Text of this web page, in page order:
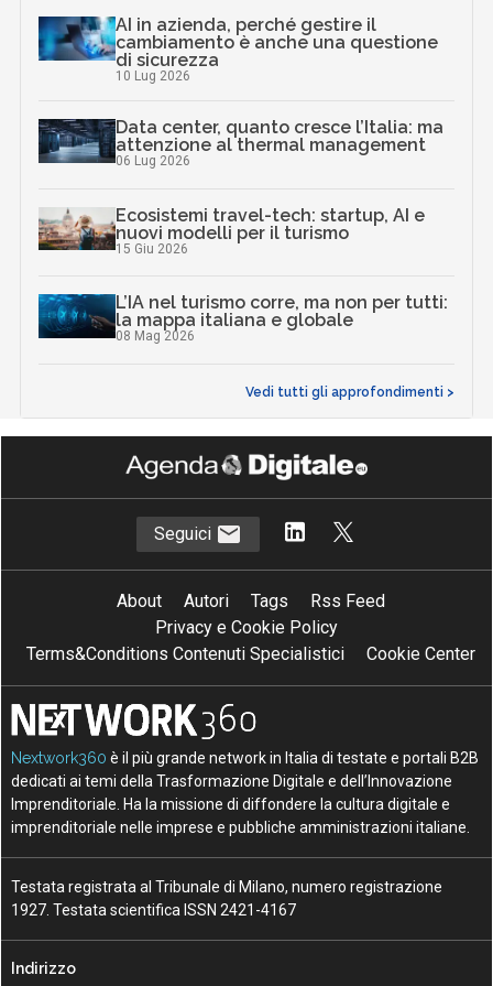
AI in azienda, perché gestire il
cambiamento è anche una questione
di sicurezza
10 Lug 2026
Data center, quanto cresce l’Italia: ma
attenzione al thermal management
06 Lug 2026
Ecosistemi travel-tech: startup, AI e
nuovi modelli per il turismo
15 Giu 2026
L’IA nel turismo corre, ma non per tutti:
la mappa italiana e globale
08 Mag 2026
Vedi tutti gli approfondimenti >
Seguici
About Autori Tags
Rss Feed
Privacy e Cookie Policy
Terms&Conditions Contenuti Specialistici
Cookie Center
Nextwork360 è il più grande network in Italia di testate e portali B2B
dedicati ai temi della Trasformazione Digitale e dell’Innovazione
Imprenditoriale. Ha la missione di diffondere la cultura digitale e
imprenditoriale nelle imprese e pubbliche amministrazioni italiane.
Testata registrata al Tribunale di Milano, numero registrazione
1927. Testata scientifica ISSN 2421-4167
Indirizzo